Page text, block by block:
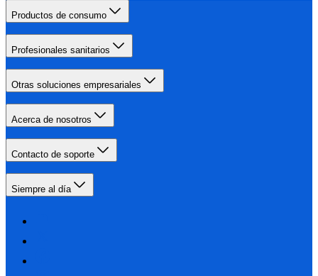
Productos de consumo
Profesionales sanitarios
Otras soluciones empresariales
Acerca de nosotros
Contacto de soporte
Siempre al día